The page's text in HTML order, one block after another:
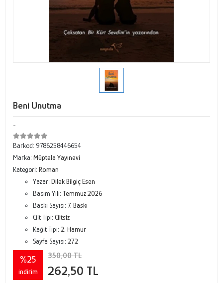
Beni Unutma
-
Barkod: 9786258446654
Marka: Müptela Yayınevi
Kategori: Roman
Yazar: Dilek Bilgiç Esen
Basım Yılı: Temmuz 2026
Baskı Sayısı: 7. Baskı
Cilt Tipi: Ciltsiz
Kağıt Tipi: 2. Hamur
Sayfa Sayısı: 272
%25
indirim
350,00 TL
262,50 TL